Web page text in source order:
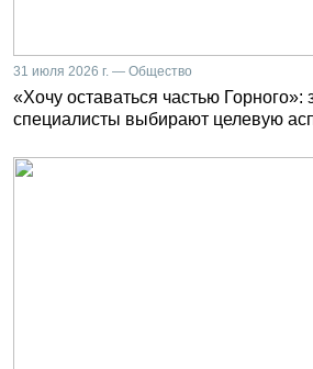
31 июля 2026 г. — Общество
«Хочу оставаться частью
специалисты выбирают целевую